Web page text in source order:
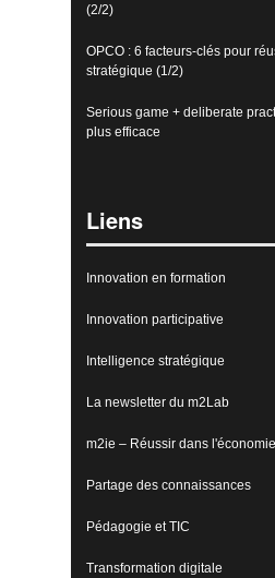
(2/2)
OPCO : 6 facteurs-clés pour
stratégique (1/2)
Serious game + deliberate
plus efficace
Liens
Innovation en formation
Innovation participative
Intelligence stratégique
La newsletter du m2Lab
m2ie – Réussir dans
Partage des connaissances
Pédagogie et TIC
Transformation digitale